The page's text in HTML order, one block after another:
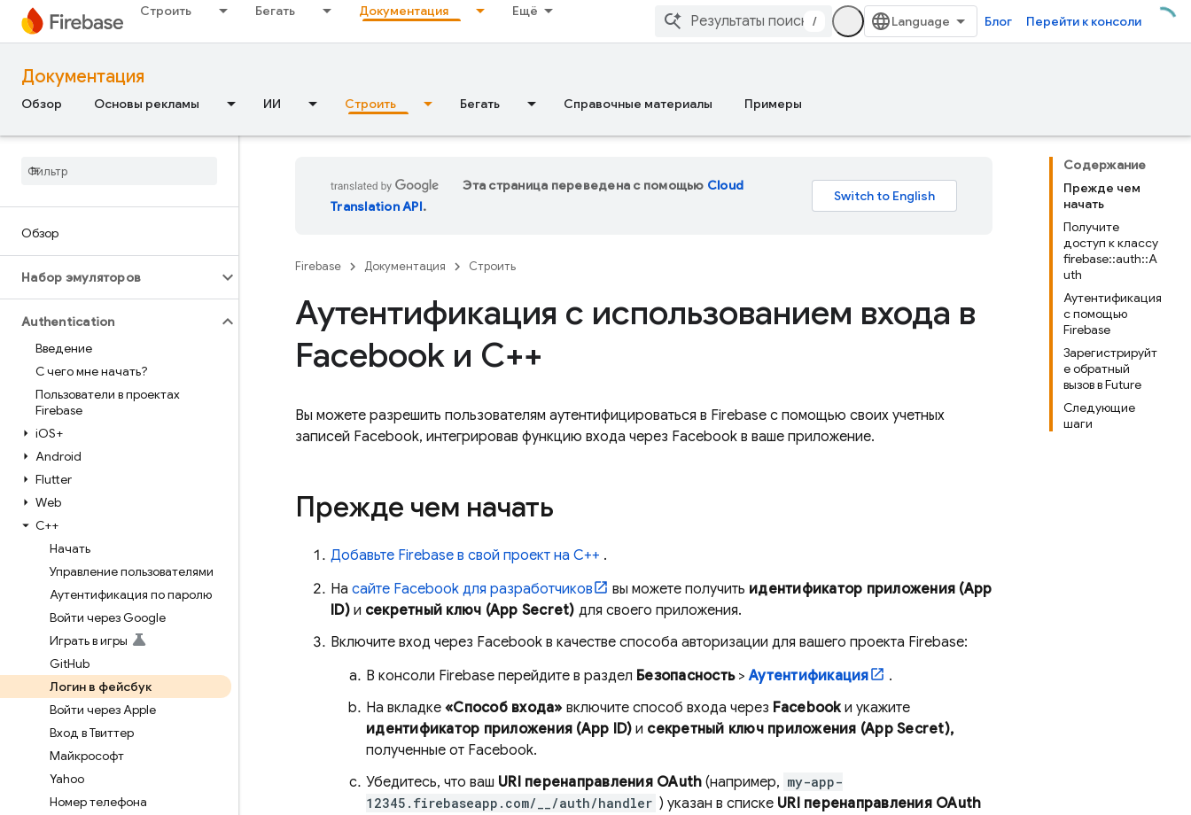
Строить Бегать Документация Ещё
/ Блог Перейти к консоли
Документация
Обзор Основы рекламы ИИ Строить Бегать Справочные материалы Примеры
Обзор
Набор эмуляторов
Authentication
Введение
С чего мне начать?
Пользователи в проектах
Firebase
iOS+
Android
Flutter
Web
C++
Начать
Управление пользователями
Аутентификация по паролю
Войти через Google
Играть в игры
GitHub
Логин в фейсбук
Войти через Apple
Вход в Твиттер
Майкрософт
Yahoo
Номер телефона
Содержание
Прежде чем
начать
Получите
доступ к классу
firebase::auth::A
uth
Аутентификация
с помощью
Firebase
Зарегистрируйт
е обратный
вызов в Future
Следующие
шаги
Эта страница переведена с помощью Cloud
Translation API.
Firebase Документация Строить
Аутентификация с использованием входа в
Facebook и C++
Вы можете разрешить пользователям аутентифицироваться в Firebase с помощью своих учетных
записей Facebook, интегрировав функцию входа через Facebook в ваше приложение.
Прежде чем начать
Добавьте Firebase в свой проект на C++ .
На сайте Facebook для разработчиков вы можете получить идентификатор приложения (App
ID)и секретный ключ (App Secret) для своего приложения.
Включите вход через Facebook в качестве способа авторизации для вашего проекта Firebase:
В консоли Firebase перейдите в раздел Безопасность>Аутентификация
.
На вкладке «Способ входа» включите способ входа через Facebookи укажите
идентификатор приложения (App ID) и секретный ключ приложения (App Secret),
полученные от Facebook.
Убедитесь, что ваш URI перенаправления OAuth (например, my-app-
12345.firebaseapp.com/__/auth/handler ) указан в списке URI перенаправления OAuth